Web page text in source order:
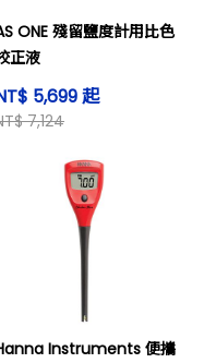
ONE 殘留鹽度計用比色
正液
5,699 起
7,124
Instruments 便攜